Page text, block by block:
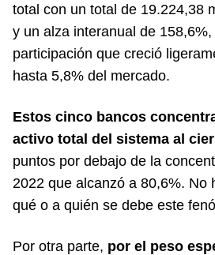
total con un total de 19.224,38
y un alza interanual de
participación que creció
hasta 5,8% del mercado.
Estos cinco bancos
activo total del sistema al
puntos por debajo de la
2022 que alcanzó a 80,6%. No
qué o a quién se debe este
Por otra parte, por el peso